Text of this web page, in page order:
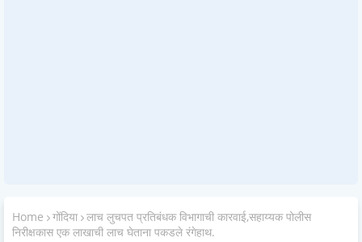
Home गोंदिया लाच लुचपत प्रतिबंधक विभागाची कारवाई,सहाय्यक पोलीस
निरीक्षकास एक लाखाची लाच घेताना पकडले रंगेहाथ.